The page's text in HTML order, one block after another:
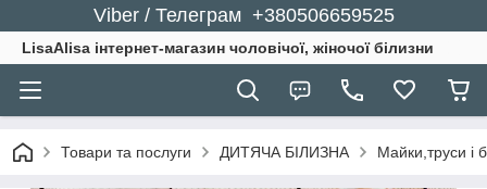
Viber / Телеграм +380506659525
LisaAlisa інтернет-магазин чоловічої, жіночої білизни
Товари та послуги ДИТЯЧА БІЛИЗНА Майки,труси і